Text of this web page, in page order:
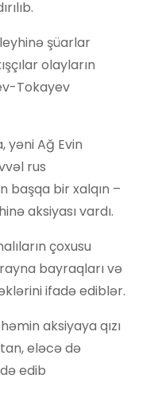
şüarlar
olayların
Tokayev
yəni Ağ Evin
rus
başqa bir xalqın –
aksiyası vardı.
çoxusu
bayraqları və
ifadə ediblər.
aksiyaya qızı
eləcə də
edib